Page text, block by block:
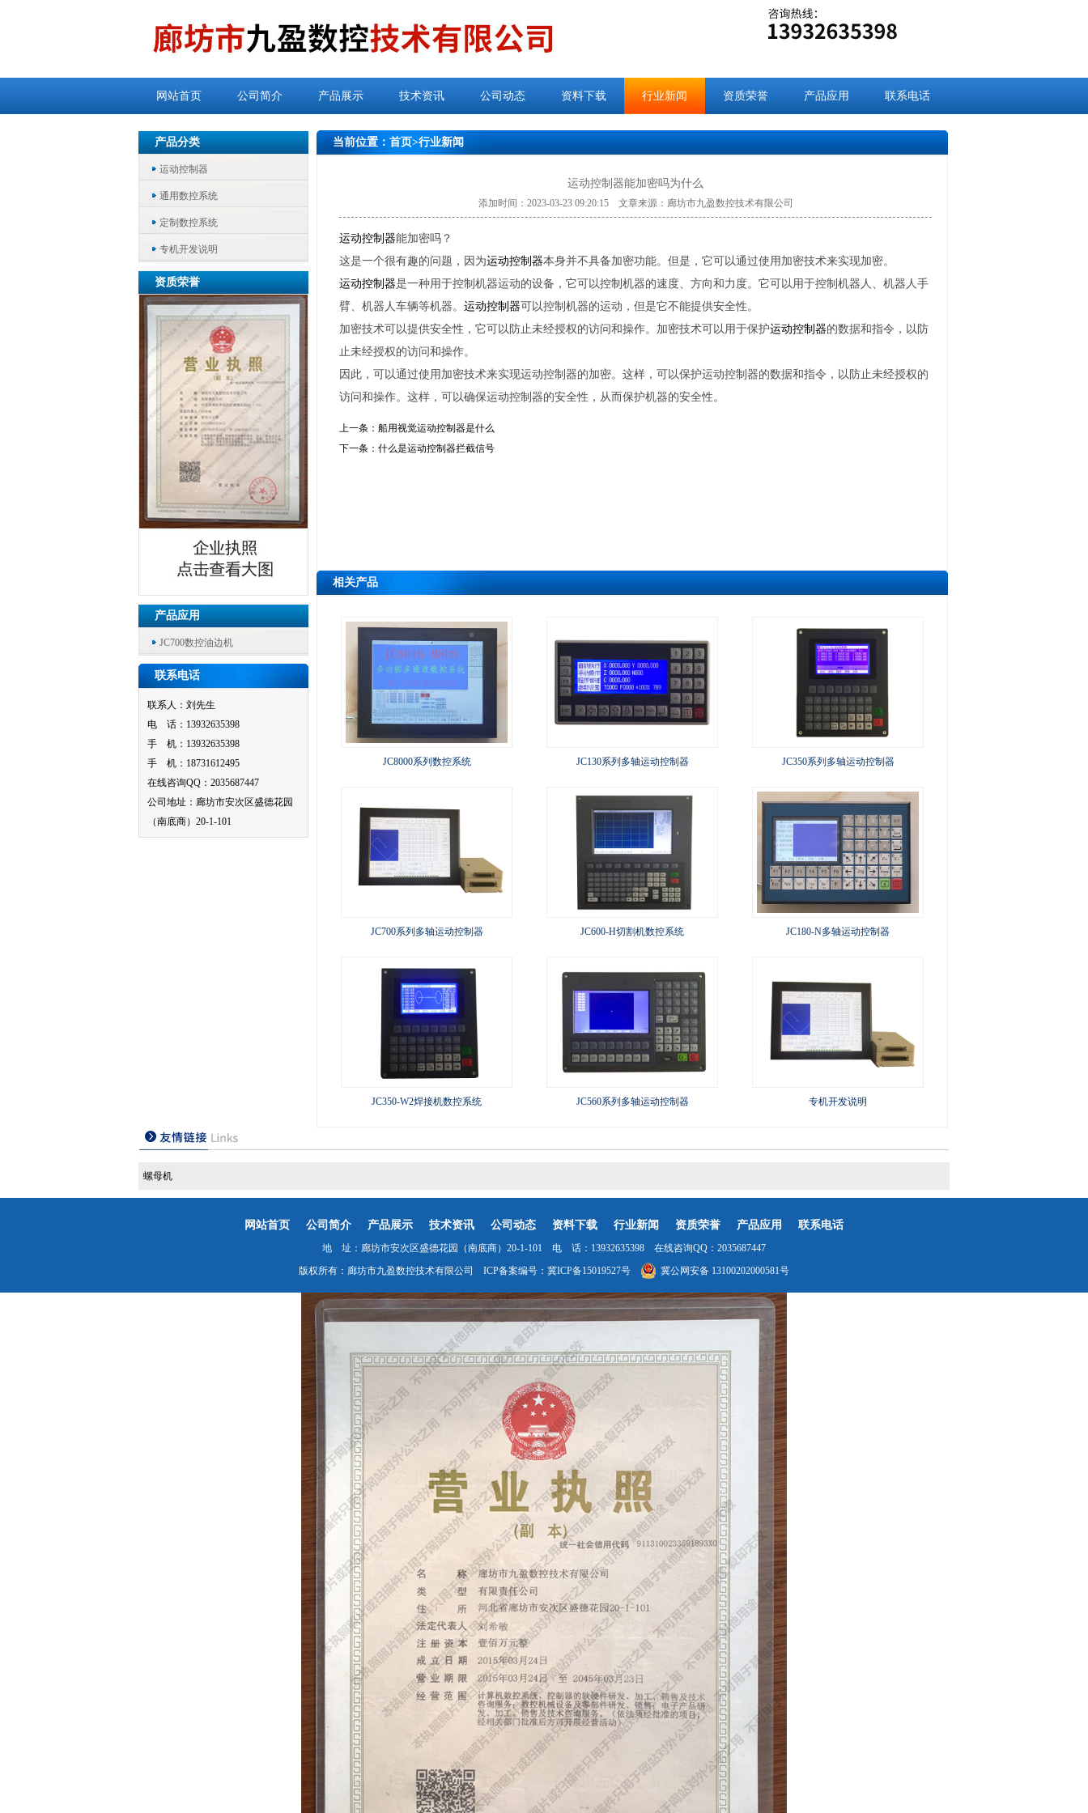
网站首页 公司简介 产品展示 技术资讯 公司动态 资料下载 行业新闻 资质荣誉 产品应用 联系电话
产品分类
运动控制器
通用数控系统
定制数控系统
专机开发说明
资质荣誉
产品应用
JC700数控油边机
联系电话
联系人：刘先生
电 话：13932635398
手 机：13932635398
手 机：18731612495
在线咨询QQ：2035687447
公司地址：廊坊市安次区盛德花园
（南底商）20-1-101
当前位置： 首页>行业新闻
运动控制器能加密吗为什么
添加时间：2023-03-23 09:20:15 文章来源：廊坊市九盈数控技术有限公司
运动控制器能加密吗？
这是一个很有趣的问题，因为运动控制器本身并不具备加密功能。但是，它可以通过使用加密技术来实现加密。
运动控制器是一种用于控制机器运动的设备，它可以控制机器的速度、方向和力度。它可以用于控制机器人、机器人手
臂、机器人车辆等机器。运动控制器可以控制机器的运动，但是它不能提供安全性。
加密技术可以提供安全性，它可以防止未经授权的访问和操作。加密技术可以用于保护运动控制器的数据和指令，以防
止未经授权的访问和操作。
因此，可以通过使用加密技术来实现运动控制器的加密。这样，可以保护运动控制器的数据和指令，以防止未经授权的
访问和操作。这样，可以确保运动控制器的安全性，从而保护机器的安全性。
上一条：船用视觉运动控制器是什么
下一条：什么是运动控制器拦截信号
相关产品
JC8000系列数控系统 JC130系列多轴运动控制器 JC350系列多轴运动控制器
JC700系列多轴运动控制器 JC600-H切割机数控系统 JC180-N多轴运动控制器
JC350-W2焊接机数控系统 JC560系列多轴运动控制器 专机开发说明
螺母机
网站首页 公司简介 产品展示 技术资讯 公司动态 资料下载 行业新闻 资质荣誉 产品应用 联系电话
地 址：廊坊市安次区盛德花园（南底商）20-1-101 电 话：13932635398 在线咨询QQ：2035687447
版权所有：廊坊市九盈数控技术有限公司 ICP备案编号： 冀ICP备15019527号 冀公网安备 13100202000581号